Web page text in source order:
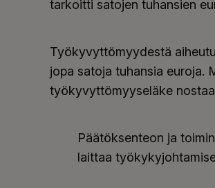
tarkoitti satojen tuhansien
Työkyvyttömyydestä
jopa satoja tuhansia euroja.
työkyvyttömyyseläke
Päätöksenteon ja
laittaa